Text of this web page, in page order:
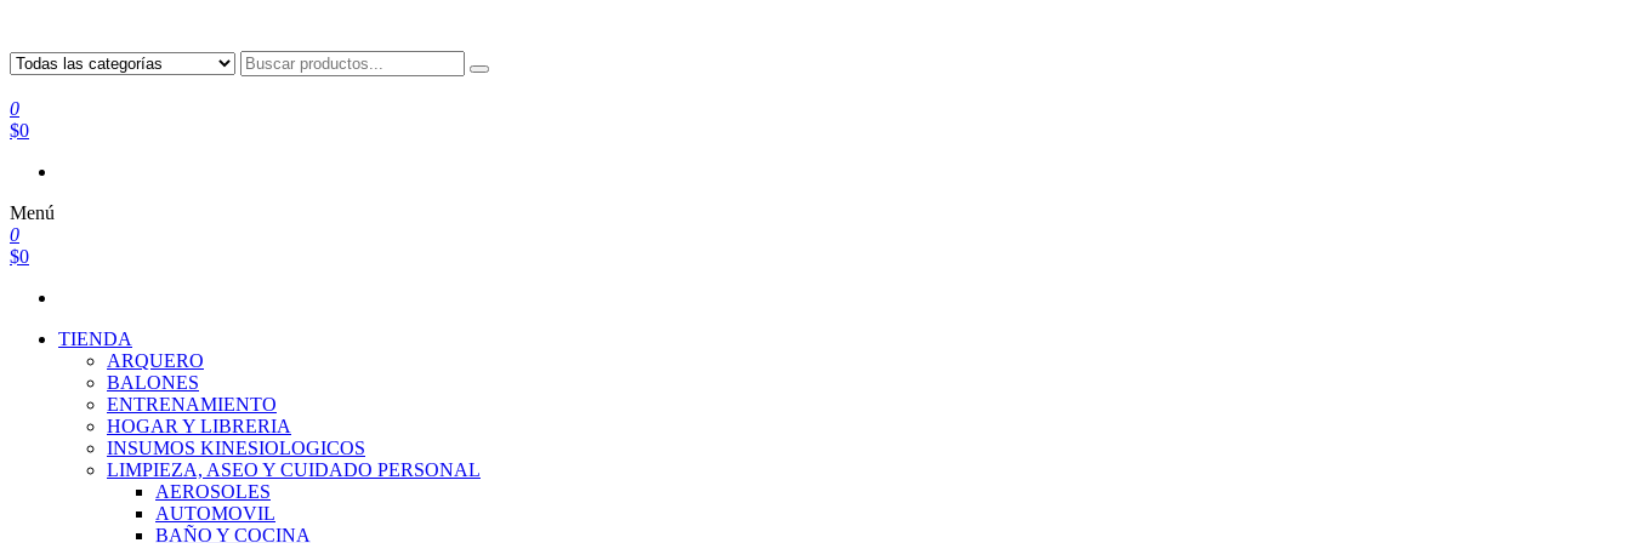
0
$0
Menú
0
$0
TIENDA
ARQUERO
BALONES
ENTRENAMIENTO
HOGAR Y LIBRERIA
INSUMOS KINESIOLOGICOS
LIMPIEZA, ASEO Y CUIDADO PERSONAL
AEROSOLES
AUTOMOVIL
BAÑO Y COCINA